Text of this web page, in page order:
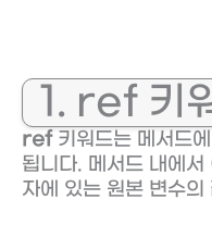
1. ref 키
ref키워드는 메서드
됩니다. 메서드 내에
자에 있는 원본 변수의